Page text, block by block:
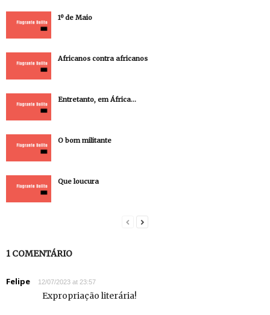
1º de Maio
Africanos contra africanos
Entretanto, em África…
O bom militante
Que loucura
1 COMENTÁRIO
Felipe 12/07/2023 at 23:57
Expropriação literária!